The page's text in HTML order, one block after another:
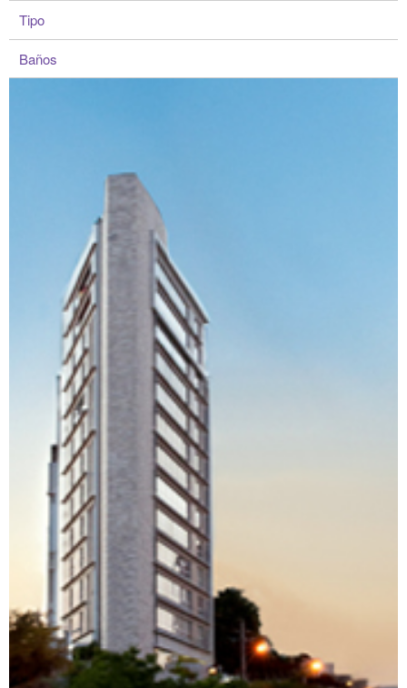
Tipo
Baños